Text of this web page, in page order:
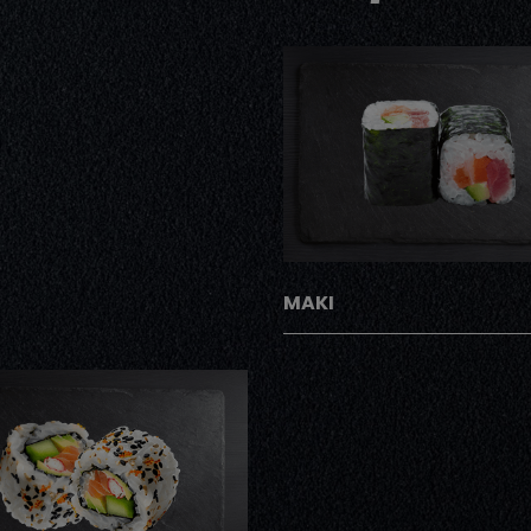
AJOUTER
MAKI
AJOUTER